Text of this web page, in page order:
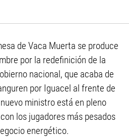
de Vaca Muerta se produce
por la redefinición de la
nacional, que acaba de
por Iguacel al frente de
ministro está en pleno
los jugadores más pesados
energético.